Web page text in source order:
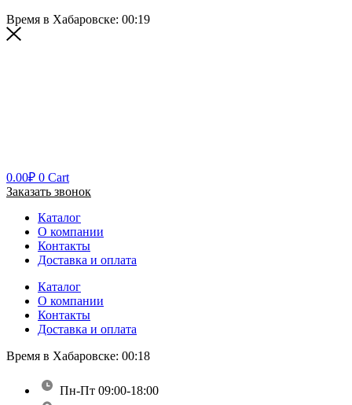
Время в Хабаровске: 00:19
0.00₽ 0 Cart
Заказать звонок
Каталог
О компании
Контакты
Доставка и оплата
Каталог
О компании
Контакты
Доставка и оплата
Время в Хабаровске: 00:18
Пн-Пт 09:00-18:00